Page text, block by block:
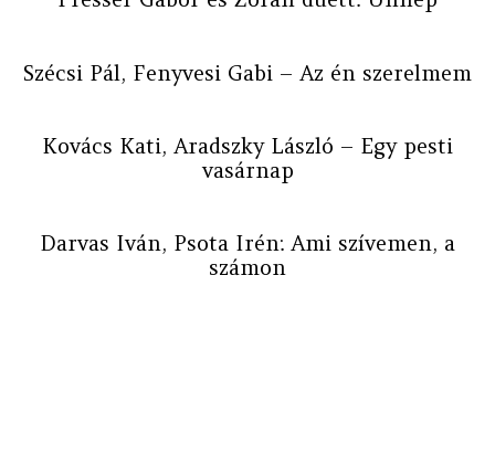
Szécsi Pál, Fenyvesi Gabi – Az én szerelmem
Kovács Kati, Aradszky László – Egy pesti
vasárnap
Darvas Iván, Psota Irén: Ami szívemen, a
számon